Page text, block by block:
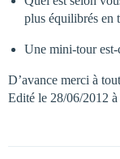
plus équilibrés en
Une mini-tour
D’avance merci à
Edité le 28/06/2012